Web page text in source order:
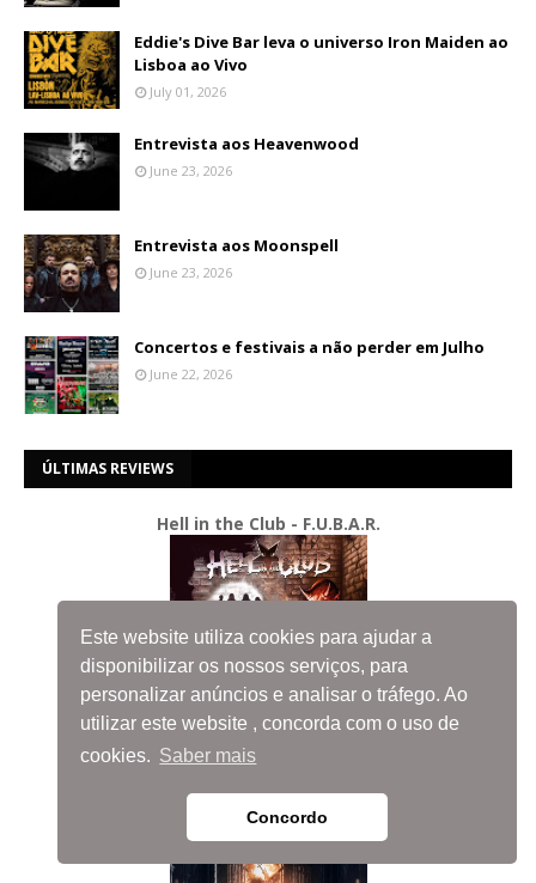
Este website utiliza cookies para ajudar a
disponibilizar os nossos serviços, para
personalizar anúncios e analisar o tráfego. Ao
utilizar este website , concorda com o uso de
cookies. Saber mais
Concordo
Eddie's Dive Bar leva o universo Iron Maiden ao
Lisboa ao Vivo
July 01, 2026
Entrevista aos Heavenwood
June 23, 2026
Entrevista aos Moonspell
June 23, 2026
Concertos e festivais a não perder em Julho
June 22, 2026
ÚLTIMAS REVIEWS
Hell in the Club - F.U.B.A.R.
Metal Church - Congregation of Annihilation